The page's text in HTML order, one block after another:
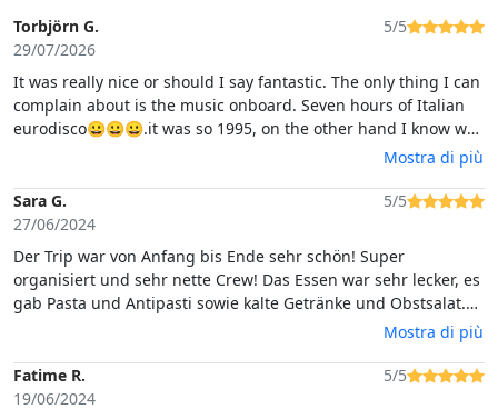
Torbjörn G.
29/07/2026
5/5
It was really nice or should I say fantastic. The only thing I can
complain about is the music onboard. Seven hours of Italian
eurodisco😀😀😀.it was so 1995, on the other hand I know we
are in Italy so I guess it’s totally normal. The crew was topclass
Mostra di più
Sara G.
27/06/2024
5/5
Der Trip war von Anfang bis Ende sehr schön! Super
organisiert und sehr nette Crew! Das Essen war sehr lecker, es
gab Pasta und Antipasti sowie kalte Getränke und Obstsalat.
Da nur weitere 10 Personen mit an Bord waren, hatte jeder
genug Platz und es wurde für jeden gesorgt. Die Badestopps
waren sehr gut ausgewählt. Wir würden immer wieder diesen
Trip machen! Danke Andrea!
Mostra di più
Fatime R.
19/06/2024
5/5